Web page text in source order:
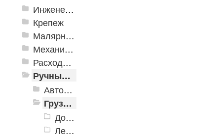
Инженерная сантехника и инструменты
Крепеж
Малярно-штукатурные инструменты
Механизированные инструменты
Расходные инструменты
Ручные инструменты
Автомобильные инструменты
Грузоподъёмное оборудование
Домкраты
Лебедки